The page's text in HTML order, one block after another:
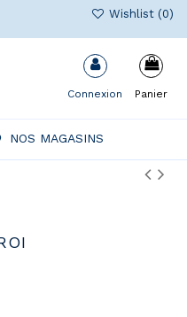
Wishlist (0)
Connexion Panier
NOS MAGASINS